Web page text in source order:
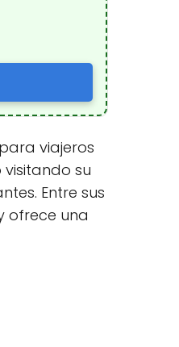
viajeros
visitando su
Entre sus
ofrece una